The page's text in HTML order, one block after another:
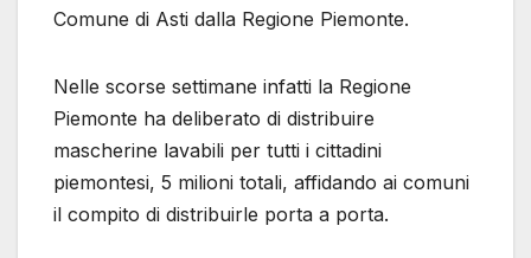
Comune di Asti dalla Regione Piemonte.
Nelle scorse settimane infatti la Regione
Piemonte ha deliberato di distribuire
mascherine lavabili per tutti i cittadini
piemontesi, 5 milioni totali, affidando ai comuni
il compito di distribuirle porta a porta.